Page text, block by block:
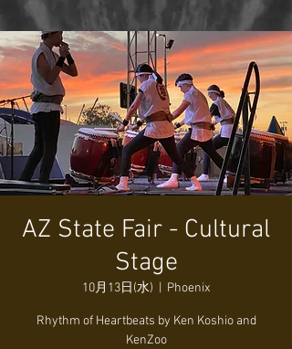
AZ State Fair - Cultural
Stage
10月13日(水) Phoenix
Rhythm of Heartbeats by Ken Koshio and
KenZoo